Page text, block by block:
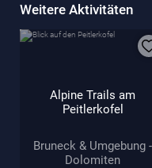
Weitere Aktivitäten
Alpine Trails am
Peitlerkofel
Bruneck & Umgebung -
Dolomiten